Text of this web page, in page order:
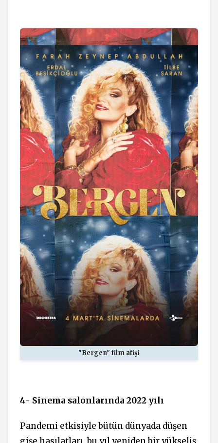
"Bergen" film afişi
4- Sinema salonlarında 2022 yılı
Pandemi etkisiyle bütün dünyada düşen